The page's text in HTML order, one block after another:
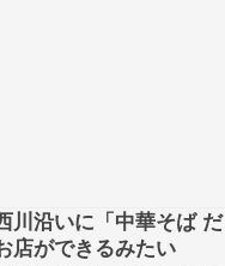
川沿いに「中華そば だ
店ができるみたい